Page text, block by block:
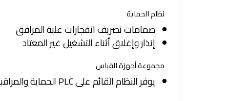
نظام الحماية
صمامات تصريف انفجارات علبة المرافق
إنذار وإغلاق أثناء التشغيل غير المعتاد
مجموعة أجهزة القياس
يوفر النظام القائم على PLC الحماية والمراقبة والتحكم داخل حاوية NEMA 4 (IP66).